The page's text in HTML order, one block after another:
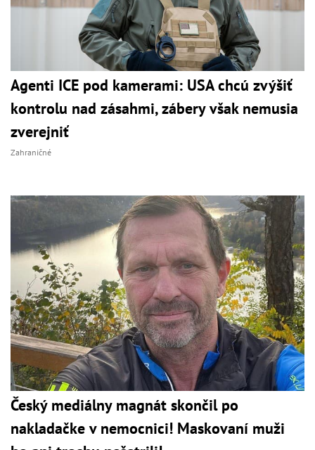
Agenti ICE pod kamerami: USA chcú zvýšiť
kontrolu nad zásahmi, zábery však nemusia
zverejniť
Zahraničné
Český mediálny magnát skončil po
nakladačke v nemocnici! Maskovaní muži